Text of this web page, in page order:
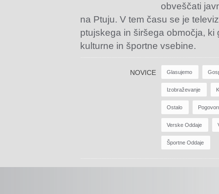
obveščati
na Ptuju. V tem času se je
ptujskega in širšega območja,
kulturne in športne vsebine.
NOVICE Glasujemo
Izobraževanje
Ostalo
Verske Oddaje
Športne Oddaje